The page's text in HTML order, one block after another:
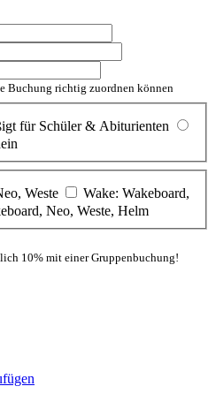
Buchung richtig zuordnen können
für Schüler & Abiturienten
Weste
Wake: Wakeboard,
Neo, Weste, Helm
10% mit einer Gruppenbuchung!